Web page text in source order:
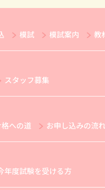
模試 模試案内 教
スタッフ募集
への道
お申し込みの流
年度試験を受ける方